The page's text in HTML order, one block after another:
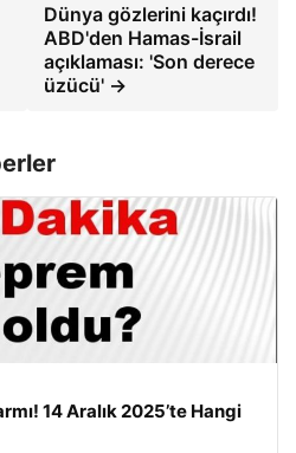
Dünya gözlerini kaçırdı!
ABD'den Hamas-İsrail
açıklaması: 'Son derece
üzücü' →
14 Aralık 2025’te Hangi